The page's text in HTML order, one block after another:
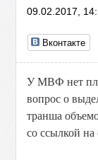
09.02.2017,
Вконтакте
У МВФ нет
вопрос о
транша
со ссылкой